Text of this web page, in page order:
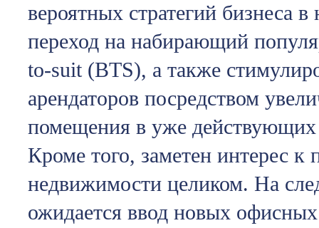
вероятных стратегий бизнеса
переход на набирающий
to-suit (BTS), а также
арендаторов посредством
помещения в уже
Кроме того, заметен интерес к
недвижимости целиком. На
ожидается ввод новых